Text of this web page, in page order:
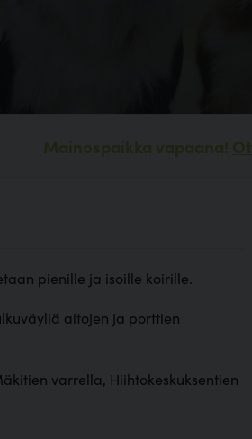
Mainospaikka vapaana!
pienille ja isoille koirille.
aitojen ja porttien
varrella, Hiihtokeskuksentien